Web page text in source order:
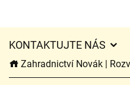
KONTAKTUJTE NÁS
Zahradnictví Novák |